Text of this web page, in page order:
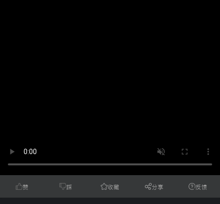
赞 踩 收藏 分享 反馈